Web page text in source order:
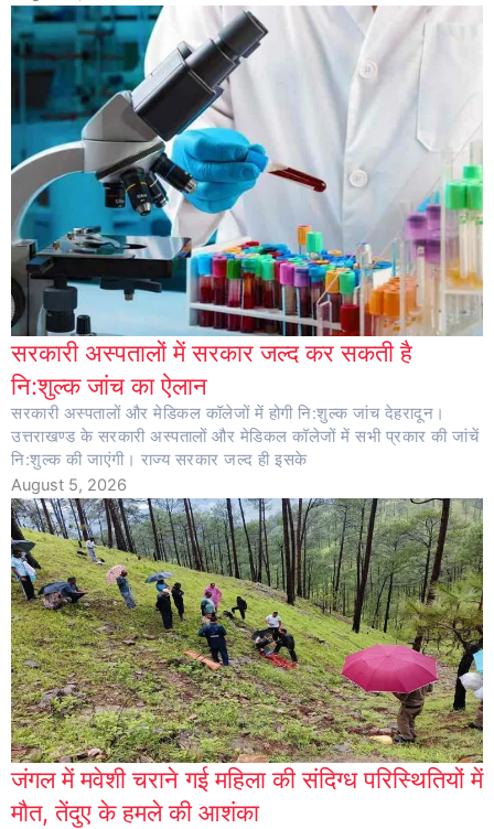
सरकारी अस्पतालों में सरकार जल्द कर सकती है
नि:शुल्क जांच का ऐलान
सरकारी अस्पतालों और मेडिकल कॉलेजों में होगी नि:शुल्क जांच देहरादून।
उत्तराखण्ड के सरकारी अस्पतालों और मेडिकल कॉलेजों में सभी प्रकार की जांचें
नि:शुल्क की जाएंगी। राज्य सरकार जल्द ही इसके
August 5, 2026
जंगल में मवेशी चराने गई महिला की संदिग्ध परिस्थितियों में
मौत, तेंदुए के हमले की आशंका